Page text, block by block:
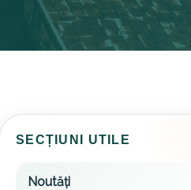
SECȚIUNI UTILE
Noutăți